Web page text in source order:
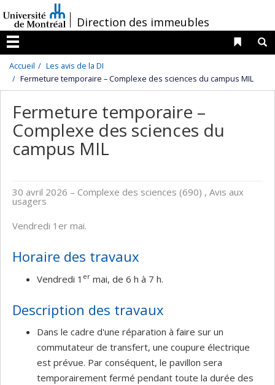
au
contenu
/Direction des immeubles
Menu
Liens
Accueil
Les avis de la DI
Fermeture temporaire – Complexe des sciences du campus MIL
Fermeture temporaire –
Complexe des sciences du
campus MIL
30 avril 2026 – Complexe des sciences (690) , Avis aux
usagers
Vendredi 1er mai.
Horaire des travaux
Vendredi 1 er mai, de 6 h à 7 h.
Description des travaux
Dans le cadre d'une réparation à faire sur un
commutateur de transfert, une coupure électrique
est prévue. Par conséquent, le pavillon sera
temporairement fermé pendant toute la durée des